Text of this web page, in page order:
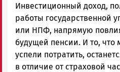
Инвестиционный доход,
работы государственной
или НПФ, напрямую
будущей пенсии. И то, что
успели потратить,
в отличие от страховой